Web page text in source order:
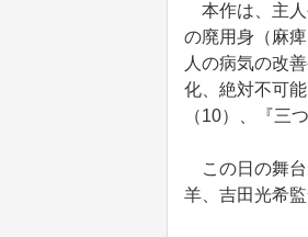
本作は、主人
の廃用身（麻
人の病気の改
化、絶対不可
（10）、『三
この日の舞台
羊、吉田光希監